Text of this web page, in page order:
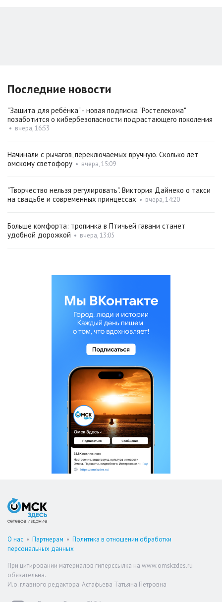
Последние новости
"Защита для ребёнка" - новая подписка "Ростелекома"
позаботится о кибербезопасности подрастающего поколения
• вчера, 16:53
Начинали с рычагов, переключаемых вручную. Сколько лет
омскому светофору • вчера, 15:09
"Творчество нельзя регулировать". Виктория Дайнеко о такси
на свадьбе и современных принцессах • вчера, 14:20
Больше комфорта: тропинка в Птичьей гавани станет
удобной дорожкой • вчера, 13:05
О нас • Партнерам • Политика в отношении обработки
персональных данных
При цитировании материалов гиперссылка на www.omskzdes.ru
обязательна.
И.о. главного редактора: Астафьева Татьяна Петровна